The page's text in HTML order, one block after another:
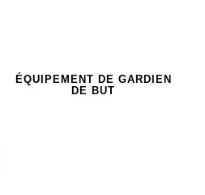
ÉQUIPEMENT DE GARDIEN
DE BUT